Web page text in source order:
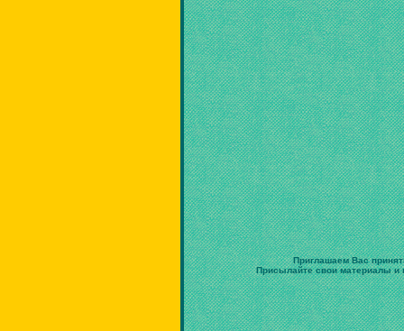
Приглашаем Вас
Присылайте свои материалы и